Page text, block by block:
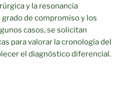
y la resonancia
de compromiso y los
casos, se solicitan
para valorar la cronología del
el diagnóstico diferencial.